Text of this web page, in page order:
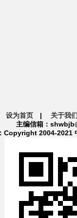
设为首页 | 关于我们
主编信箱：
Copyright 2004-2021